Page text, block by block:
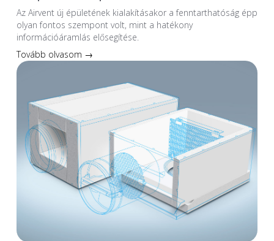
Az Airvent új épületének kialakításakor a fenntarthatóság épp
olyan fontos szempont volt, mint a hatékony
információáramlás elősegítése.
Tovább olvasom →